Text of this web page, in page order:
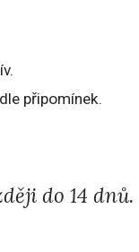
připomínek.
do 14 dnů.